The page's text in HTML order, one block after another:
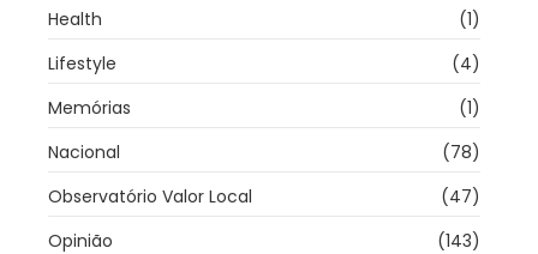
Health
(1)
Lifestyle
(4)
Memórias
(1)
Nacional
(78)
Observatório Valor Local
(47)
Opinião
(143)